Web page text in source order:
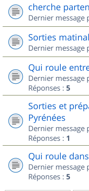
cherche
Dernier message
Sorties
Dernier message
Qui roule
Dernier message
Réponses : 5
Sorties et
Pyrénées
Dernier message
Réponses : 1
Qui roule
Dernier message
Réponses : 5